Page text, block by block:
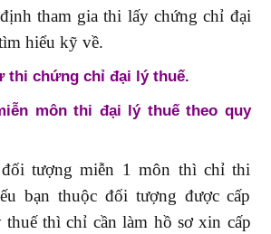
tham gia thi lấy chứng chỉ đại
hiểu kỹ về.
thi chứng chỉ đại lý thuế.
môn thi đại lý thuế theo quy
tượng miễn 1 môn thì chỉ thi
bạn thuộc đối tượng được cấp
thì chỉ cần làm hồ sơ xin cấp